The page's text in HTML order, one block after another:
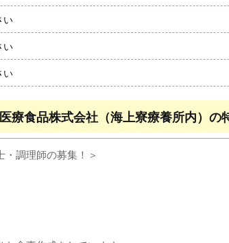
い
い
い
療食品株式会社（海上寮療養所内）の
・調理師の募集！＞